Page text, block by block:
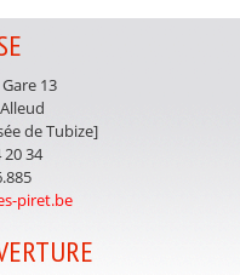
13
de Tubize]
20 34
piret.be